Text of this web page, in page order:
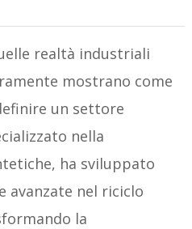
realtà industriali
mostrano come
un settore
nella
ha sviluppato
avanzate nel riciclo
la